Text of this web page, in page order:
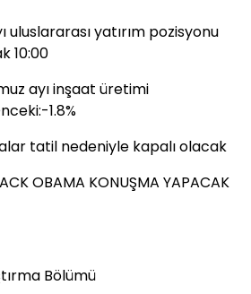
uluslararası yatırım pozisyonu
10:00
ayı inşaat üretimi
1.8%
tatil nedeniyle kapalı olacak
OBAMA KONUŞMA YAPACAK
Bölümü